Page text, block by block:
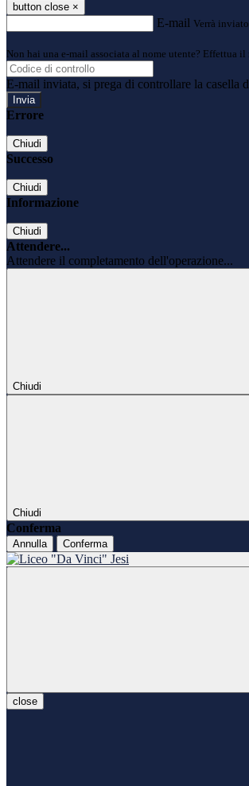
button close ×
E-mail Verrà
Non hai una e-mail associata al nome utente? Effettua il
E-mail inviata, si prega di controllare la casella
Errore
Chiudi
Successo
Chiudi
Informazione
Chiudi
Attendere...
Attendere il completamento dell'operazione...
Chiudi
Chiudi
Conferma
Annulla Conferma
close